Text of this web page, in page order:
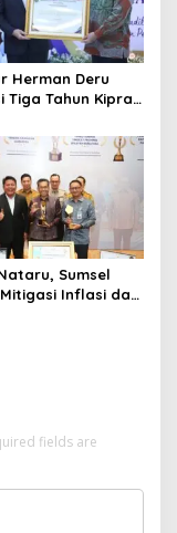
Herman Deru
Tiga Tahun Kiprah
Tata Usaha
Sumsel
Inflasi dan
fields are